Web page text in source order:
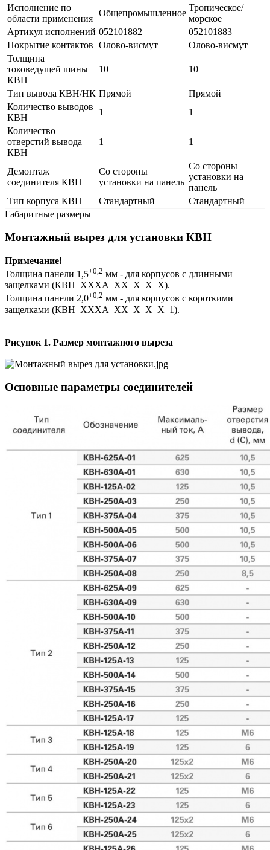
Исполнение по
области применения
Общепромышленное
Тропическое/
морское
Артикул исполнений 052101882
052101883
Покрытие контактов Олово-висмут
Олово-висмут
Толщина
токоведущей шины
КВН
10 10
Тип вывода КВН/НК Прямой
Прямой
Количество выводов
КВН
1
1
Количество
отверстий вывода
КВН
1 1
Демонтаж
соединителя КВН
Со стороны
установки на панель
Со стороны
установки на
панель
Тип корпуса КВН
Стандартный
Стандартный
Габаритные размеры
Монтажный вырез для установки КВН
Примечание!
Толщина панели 1,5+0,2 мм - для корпусов с длинными
защелками (КВН–ХХХА–ХХ–Х–Х–Х).
Толщина панели 2,0+0,2 мм - для корпусов с короткими
защелками (КВН–ХХХА–ХХ–Х–Х–Х–1).
Рисунок 1. Размер монтажного выреза
Основные параметры соединителей